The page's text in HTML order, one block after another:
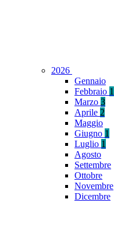
2026
Gennaio
Febbraio 1
Marzo 3
Aprile 2
Maggio
Giugno 1
Luglio 1
Agosto
Settembre
Ottobre
Novembre
Dicembre